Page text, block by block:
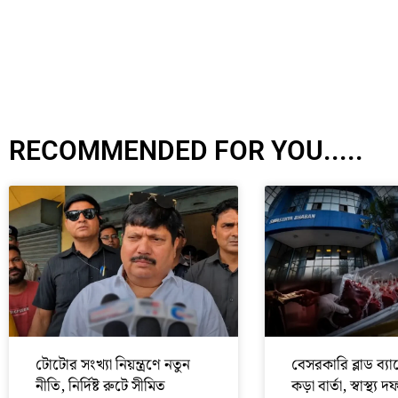
RECOMMENDED FOR YOU.....
টোটোর সংখ্যা নিয়ন্ত্রণে নতুন
নীতি, নির্দিষ্ট রুটে সীমিত
বেসরকারি ব্লাড
কড়া বার্তা, স্বাস্থ্য